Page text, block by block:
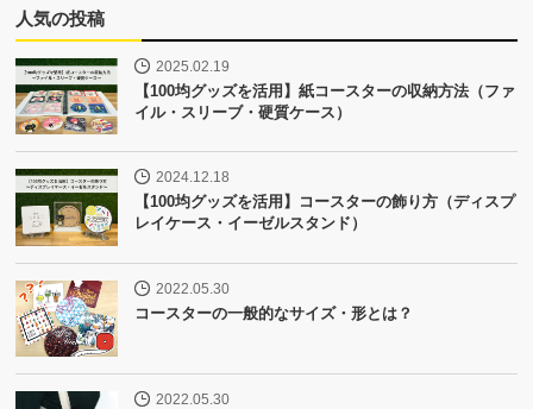
人気の投稿
2025.02.19
【100均グッズを活用】紙コースターの収納方法（ファ
イル・スリーブ・硬質ケース）
2024.12.18
【100均グッズを活用】コースターの飾り方（ディスプ
レイケース・イーゼルスタンド）
2022.05.30
コースターの一般的なサイズ・形とは？
2022.05.30